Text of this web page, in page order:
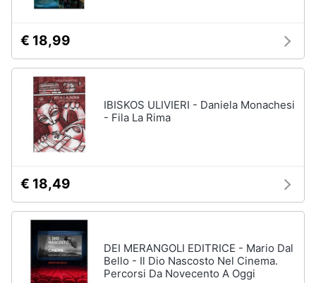
€ 18,99
IBISKOS ULIVIERI - Daniela Monachesi
- Fila La Rima
€ 18,49
DEI MERANGOLI EDITRICE - Mario Dal
Bello - Il Dio Nascosto Nel Cinema.
Percorsi Da Novecento A Oggi